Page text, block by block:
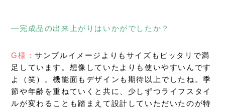
―完成品の出来上がりはいかがでしたか？
G様：サンプルイメージよりもサイズもピッタリで満
足しています。想像していたよりも使いやすいんです
よ（笑）。機能面もデザインも期待以上でしたね。季
節や年齢を重ねていくと共に、少しずつライフスタイ
ルが変わることも踏まえて設計していただいたのが特